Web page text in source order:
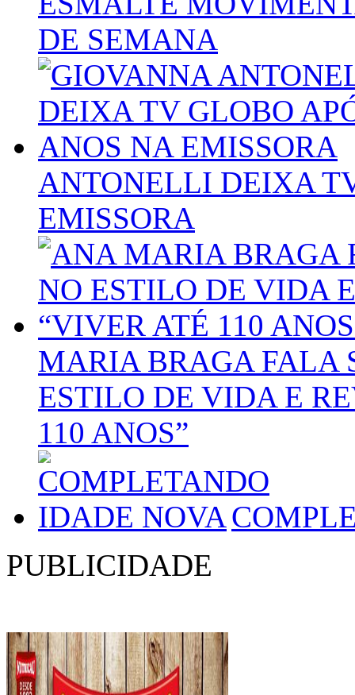
DE SEMANA
ANTONELLI DEIXA
EMISSORA
MARIA BRAGA FALA
ESTILO DE VIDA E
110 ANOS”
PUBLICIDADE